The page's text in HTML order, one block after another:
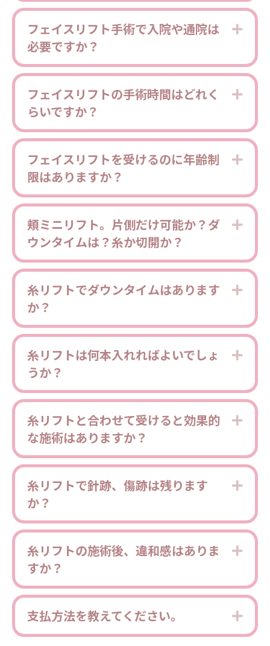
フェイスリフト手術で入院や通院は
必要ですか？
フェイスリフトの手術時間はどれく
らいですか？
フェイスリフトを受けるのに年齢制
限はありますか？
頬ミニリフト。片側だけ可能か？ダ
ウンタイムは？糸か切開か？
糸リフトでダウンタイムはあります
か？
糸リフトは何本入れればよいでしょ
うか？
糸リフトと合わせて受けると効果的
な施術はありますか？
糸リフトで針跡、傷跡は残ります
か？
糸リフトの施術後、違和感はありま
すか？
支払方法を教えてください。